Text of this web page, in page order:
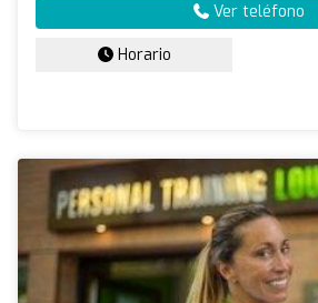
Ver teléfono
Horario